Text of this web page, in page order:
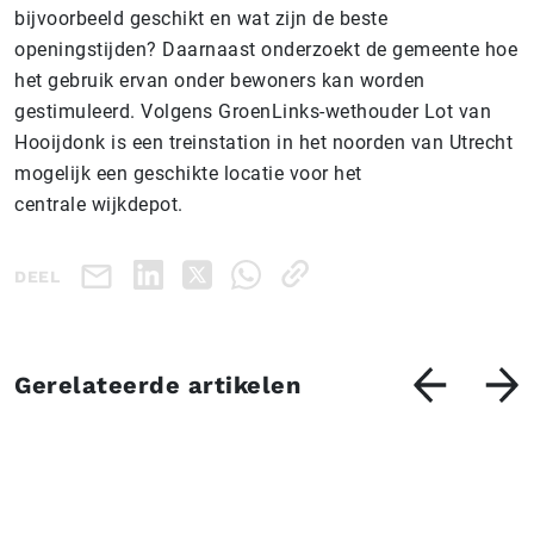
bijvoorbeeld geschikt en wat zijn de beste
openingstijden? Daarnaast onderzoekt de gemeente hoe
het gebruik ervan onder bewoners kan worden
gestimuleerd. Volgens GroenLinks-wethouder Lot van
Hooijdonk is een treinstation in het noorden van Utrecht
mogelijk een geschikte locatie voor het
centrale wijkdepot.
DEEL
Gerelateerde artikelen